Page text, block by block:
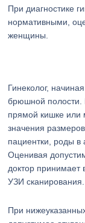
При диагностике
нормативными,
женщины.
Гинеколог,
брюшной полости.
прямой кишке
значения
пациентки, роды в
Оценивая
доктор принимает
УЗИ сканирования.
При